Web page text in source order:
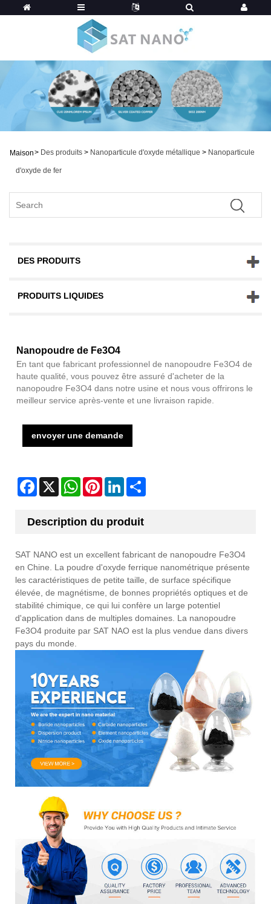
Maison> Des produits > Nanoparticule d'oxyde métallique > Nanoparticule
d'oxyde de fer
DES PRODUITS
PRODUITS LIQUIDES
Nanopoudre de Fe3O4
En tant que fabricant professionnel de nanopoudre Fe3O4 de
haute qualité, vous pouvez être assuré d'acheter de la
nanopoudre Fe3O4 dans notre usine et nous vous offrirons le
meilleur service après-vente et une livraison rapide.
envoyer une demande
Facebook
X WhatsAppPinterestLinkedIn
Description du produit
SAT NANO est un excellent fabricant de nanopoudre Fe3O4
en Chine. La poudre d'oxyde ferrique nanométrique présente
les caractéristiques de petite taille, de surface spécifique
élevée, de magnétisme, de bonnes propriétés optiques et de
stabilité chimique, ce qui lui confère un large potentiel
d'application dans de multiples domaines. La nanopoudre
Fe3O4 produite par SAT NAO est la plus vendue dans divers
pays du monde.